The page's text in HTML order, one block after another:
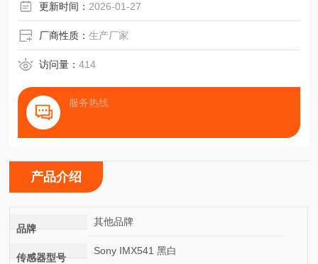
更新时间： 2026-01-27
厂商性质：生产厂家
访问量：414
服务热线
产品介绍
品牌
其他品牌
传感器型号
Sony IMX541 黑白